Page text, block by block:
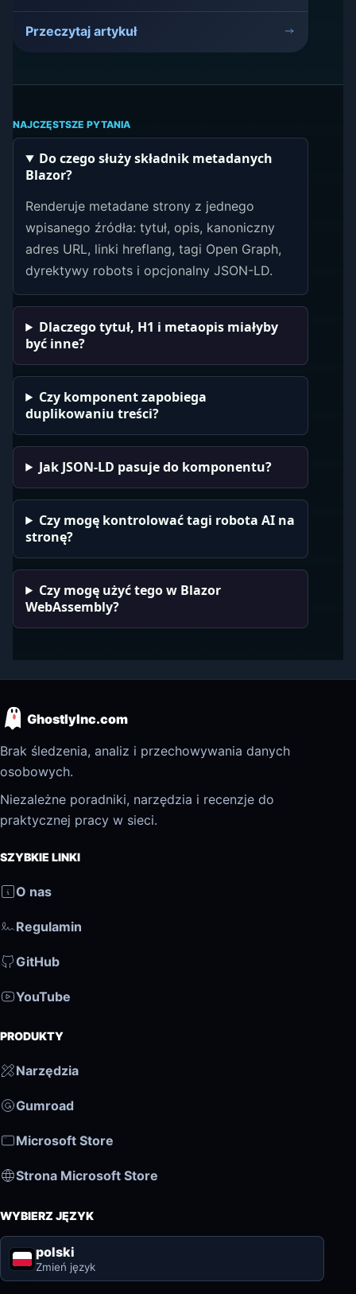
Przeczytaj artykuł
NAJCZĘSTSZE PYTANIA
Do czego służy składnik metadanych
Blazor?
Renderuje metadane strony z jednego
wpisanego źródła: tytuł, opis, kanoniczny
adres URL, linki hreflang, tagi Open Graph,
dyrektywy robots i opcjonalny JSON-LD.
Dlaczego tytuł, H1 i metaopis miałyby
być inne?
Czy komponent zapobiega
duplikowaniu treści?
Jak JSON-LD pasuje do komponentu?
Czy mogę kontrolować tagi robota AI na
stronę?
Czy mogę użyć tego w Blazor
WebAssembly?
GhostlyInc.com
Brak śledzenia, analiz i przechowywania danych
osobowych.
Niezależne poradniki, narzędzia i recenzje do
praktycznej pracy w sieci.
SZYBKIE LINKI
O nas
Regulamin
GitHub
YouTube
PRODUKTY
Narzędzia
Gumroad
Microsoft Store
Strona Microsoft Store
WYBIERZ JĘZYK
polski
Zmień język